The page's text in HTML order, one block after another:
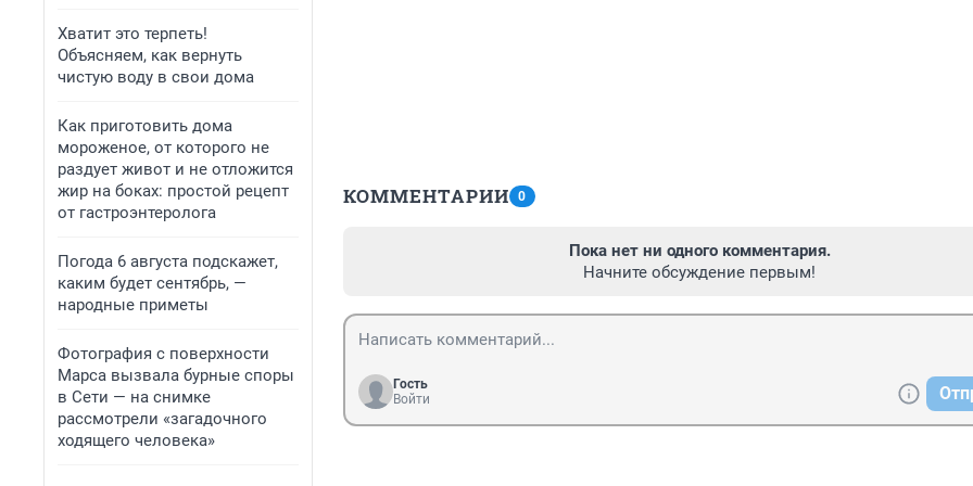
Хватит это терпеть!
Объясняем, как вернуть
чистую воду в свои дома
Как приготовить дома
мороженое, от которого не
раздует живот и не отложится
жир на боках: простой рецепт
от гастроэнтеролога
Погода 6 августа подскажет,
каким будет сентябрь, —
народные приметы
Фотография с поверхности
Марса вызвала бурные споры
в Сети — на снимке
рассмотрели «загадочного
ходящего человека»
КОММЕНТАРИИ 0
Пока нет ни одного комментария.
Начните обсуждение первым!
Гость
Войти